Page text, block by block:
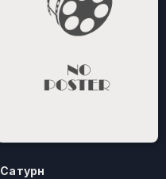
Сатурн